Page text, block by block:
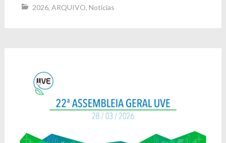
2026, ARQUIVO, Notícias